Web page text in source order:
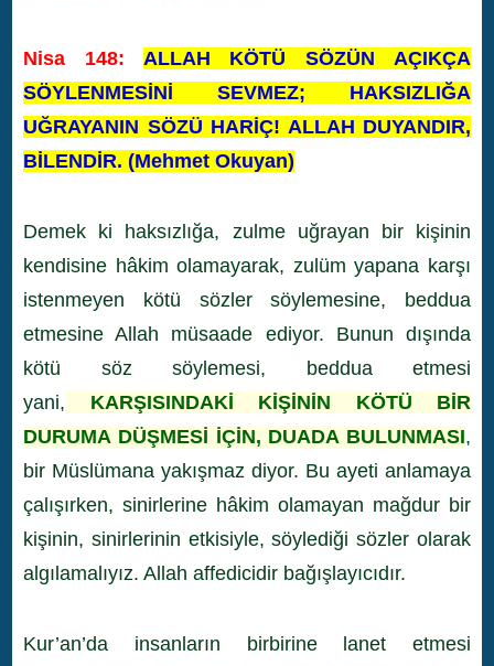
Nisa 148:
ALLAH KÖTÜ SÖZÜN AÇIKÇA
SÖYLENMESİNİ SEVMEZ; HAKSIZLIĞA
UĞRAYANIN SÖZÜ HARİÇ! ALLAH DUYANDIR,
BİLENDİR. (Mehmet Okuyan)
Demek ki haksızlığa, zulme uğrayan bir kişinin
kendisine hâkim olamayarak, zulüm yapana karşı
istenmeyen kötü sözler söylemesine, beddua
etmesine Allah müsaade ediyor. Bunun dışında
kötü söz söylemesi, beddua etmesi
yani,
KARŞISINDAKİ KİŞİNİN KÖTÜ BİR
DURUMA DÜŞMESİ İÇİN, DUADA BULUNMASI,
bir Müslümana yakışmaz diyor. Bu ayeti anlamaya
çalışırken, sinirlerine hâkim olamayan mağdur bir
kişinin, sinirlerinin etkisiyle, söylediği sözler olarak
algılamalıyız. Allah affedicidir bağışlayıcıdır.
Kur’an’da insanların birbirine lanet etmesi